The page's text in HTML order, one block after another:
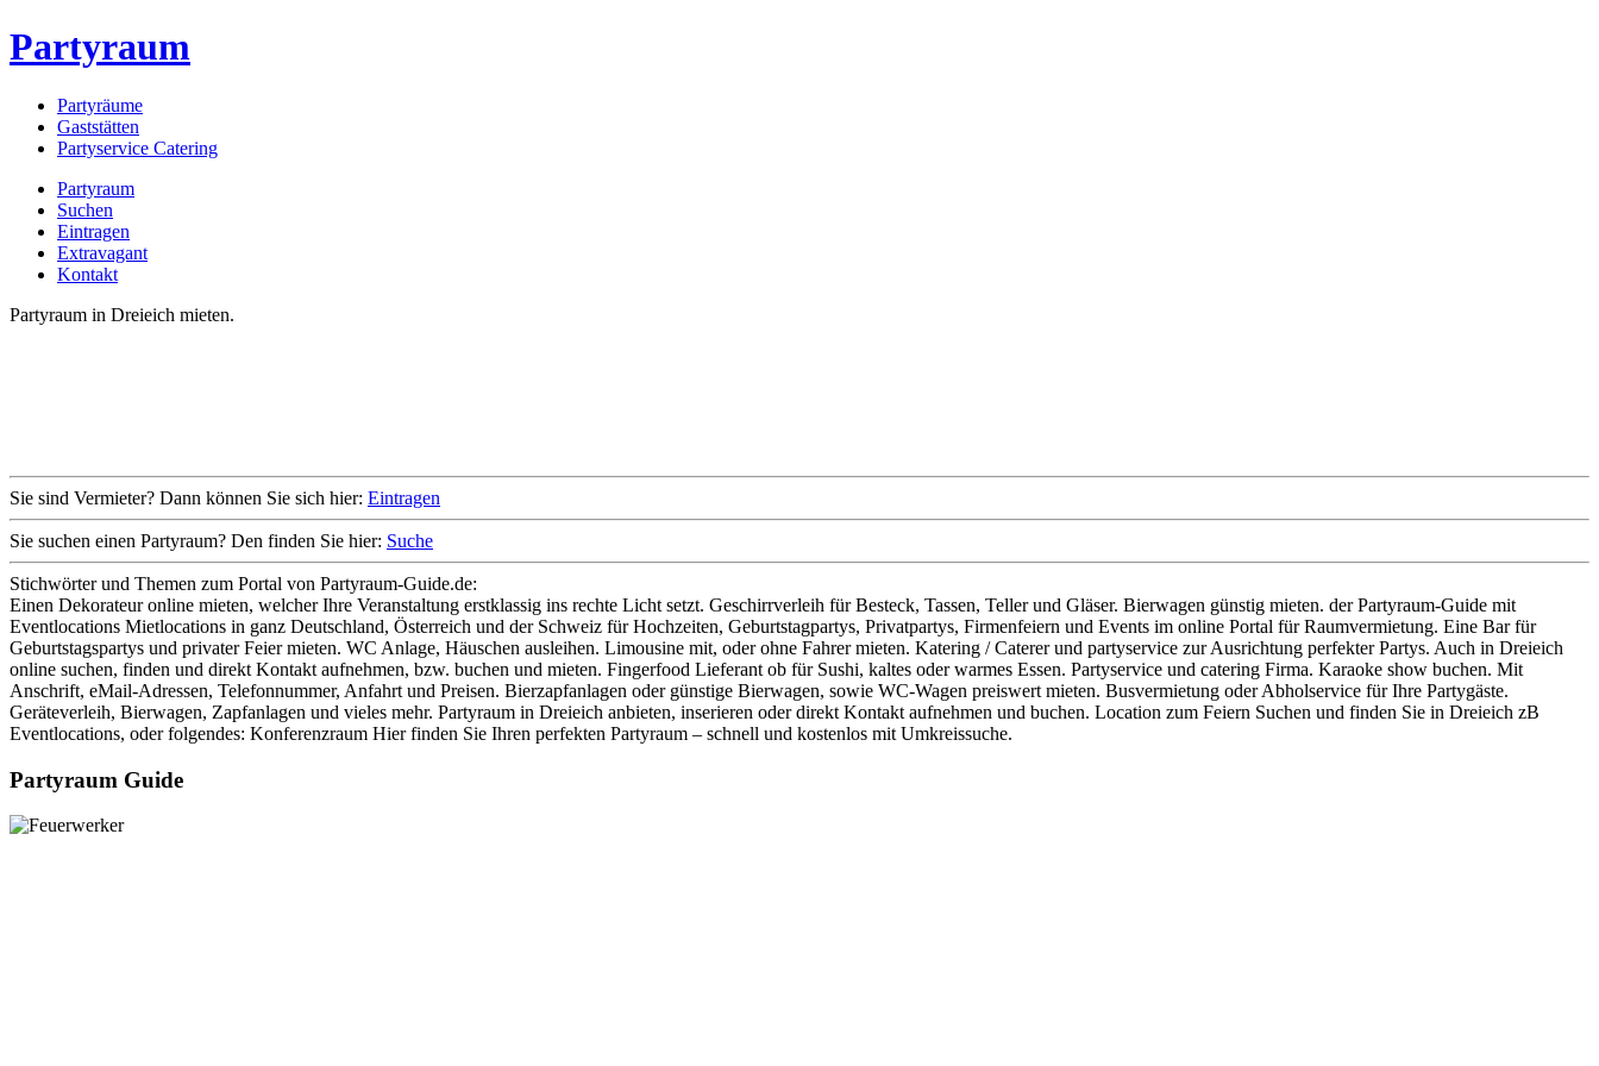
Partyraum
Partyräume
Gaststätten
Partyservice Catering
Partyraum
Suchen
Eintragen
Extravagant
Kontakt
Partyraum in Dreieich mieten.
Sie sind Vermieter? Dann können Sie sich hier: Eintragen
Sie suchen einen Partyraum? Den finden Sie hier: Suche
Stichwörter und Themen zum Portal von Partyraum-Guide.de:
Einen Dekorateur online mieten, welcher Ihre Veranstaltung erstklassig ins rechte Licht setzt. Geschirrverleih für Besteck, Tassen, Teller und Gläser. Bierwagen günstig mieten. der Partyraum-Guide mit
Eventlocations Mietlocations in ganz Deutschland, Österreich und der Schweiz für Hochzeiten, Geburtstagpartys, Privatpartys, Firmenfeiern und Events im online Portal für Raumvermietung. Eine Bar für
Geburtstagspartys und privater Feier mieten. WC Anlage, Häuschen ausleihen. Limousine mit, oder ohne Fahrer mieten. Katering / Caterer und partyservice zur Ausrichtung perfekter Partys. Auch in Dreieich
online suchen, finden und direkt Kontakt aufnehmen, bzw. buchen und mieten. Fingerfood Lieferant ob für Sushi, kaltes oder warmes Essen. Partyservice und catering Firma. Karaoke show buchen. Mit
Anschrift, eMail-Adressen, Telefonnummer, Anfahrt und Preisen. Bierzapfanlagen oder günstige Bierwagen, sowie WC-Wagen preiswert mieten. Busvermietung oder Abholservice für Ihre Partygäste.
Geräteverleih, Bierwagen, Zapfanlagen und vieles mehr. Partyraum in Dreieich anbieten, inserieren oder direkt Kontakt aufnehmen und buchen. Location zum Feiern Suchen und finden Sie in Dreieich zB
Eventlocations, oder folgendes: Konferenzraum Hier finden Sie Ihren perfekten Partyraum – schnell und kostenlos mit Umkreissuche.
Partyraum Guide